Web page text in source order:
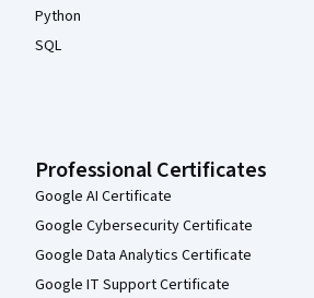
Python
SQL
Professional Certificates
Google AI Certificate
Google Cybersecurity Certificate
Google Data Analytics Certificate
Google IT Support Certificate